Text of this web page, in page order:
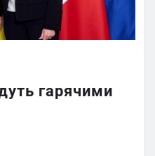
гарячими